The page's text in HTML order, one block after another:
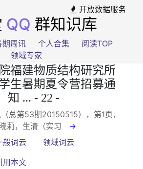
开放数据服务
QQ 群知识库
期周讯 个人合集
阅读TOP
领域专家
福建物质结构研究所
生暑期夏令营招募通
知 ... - 22 -
总第53期20150515），第1页 ，
莉，生清（实习 →
般词云 领域词云
用本文